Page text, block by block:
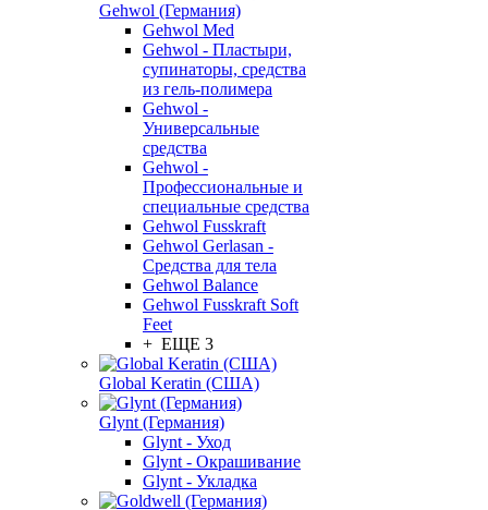
Gehwol (Германия)
Gehwol Med
Gehwol - Пластыри,
супинаторы, средства
из гель-полимера
Gehwol -
Универсальные
средства
Gehwol -
Профессиональные и
специальные средства
Gehwol Fusskraft
Gehwol Gerlasan -
Средства для тела
Gehwol Balance
Gehwol Fusskraft Soft
Feet
+ ЕЩЕ 3
Global Keratin (США)
Glynt (Германия)
Glynt - Уход
Glynt - Окрашивание
Glynt - Укладка